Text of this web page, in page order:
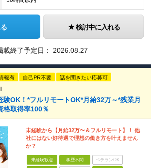
検討中に入れる
載終了予定日： 2026.08.27
報有 自己PR不要 話を聞きたい応募可
験OK！*フルリモートOK*月給32万～*残業月
格取得率100％
未経験から【月給32万〜＆フルリモート】！ 他
社にはない好待遇で理想の働き方を叶えません
か？
未経験歓迎 学歴不問 ベテランOK